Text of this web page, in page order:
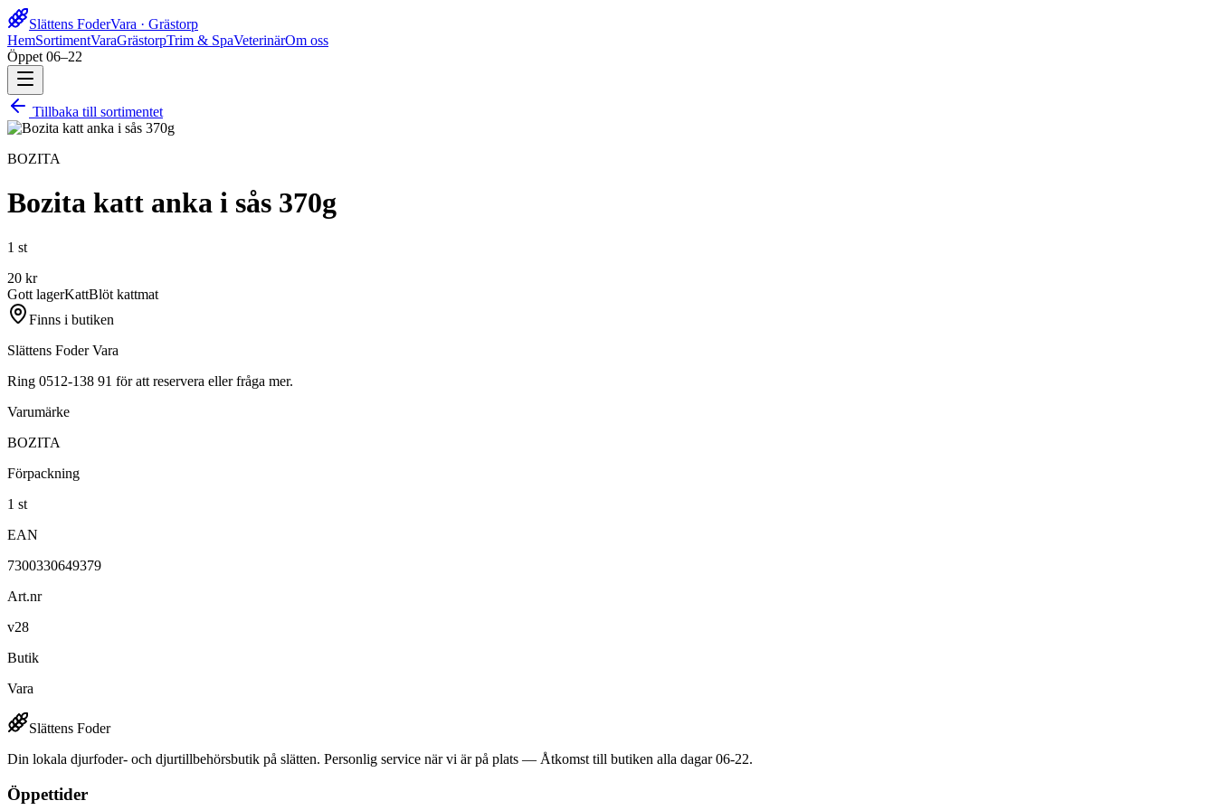
Slättens FoderVara · Grästorp
HemSortimentVaraGrästorpTrim & SpaVeterinärOm oss
Öppet 06–22
Tillbaka till sortimentet
BOZITA
Bozita katt anka i sås 370g
1 st
20 kr
Gott lagerKattBlöt kattmat
Finns i butiken
Slättens Foder Vara
Ring 0512-138 91 för att reservera eller fråga mer.
Varumärke
BOZITA
Förpackning
1 st
EAN
7300330649379
Art.nr
v28
Butik
Vara
Slättens Foder
Din lokala djurfoder- och djurtillbehörsbutik på slätten. Personlig service när vi är på plats — Åtkomst till butiken alla dagar 06-22.
Öppettider